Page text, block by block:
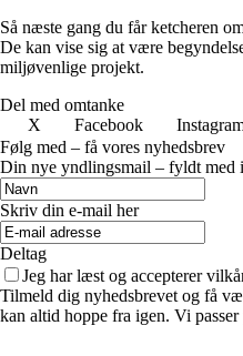
Så næste gang du får ketcheren
De kan vise sig at være
miljøvenlige projekt.
Del med omtanke
X
Facebook
Følg med – få vores nyhedsbrev
Din nye yndlingsmail – fyldt med
Skriv din e-mail her
Deltag
Jeg har læst og accepterer
Tilmeld dig nyhedsbrevet og få
kan altid hoppe fra igen. Vi passer